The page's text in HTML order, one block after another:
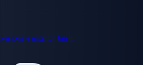
Personaje anterior Jinshi